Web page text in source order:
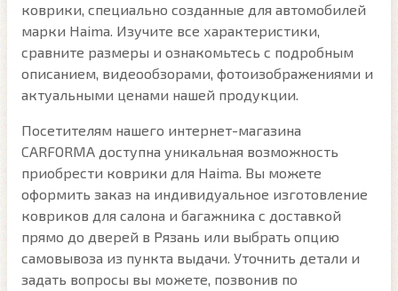
коврики, специально созданные для автомобилей
марки Haima. Изучите все характеристики,
сравните размеры и ознакомьтесь с подробным
описанием, видеообзорами, фотоизображениями и
актуальными ценами нашей продукции.
Посетителям нашего интернет-магазина
CARFORMA доступна уникальная возможность
приобрести коврики для Haima. Вы можете
оформить заказ на индивидуальное изготовление
ковриков для салона и багажника с доставкой
прямо до дверей в Рязань или выбрать опцию
самовывоза из пункта выдачи. Уточнить детали и
задать вопросы вы можете, позвонив по